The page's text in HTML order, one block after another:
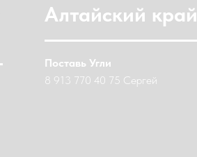
Алтайский край
Поставь Угли
8 913 770 40 75 Сергей